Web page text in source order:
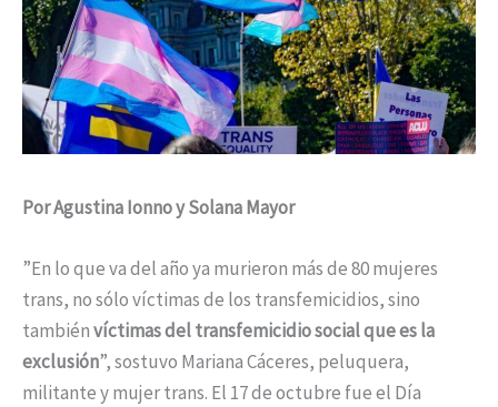
Por Agustina Ionno y Solana Mayor
”En lo que va del año ya murieron más de 80 mujeres
trans, no sólo víctimas de los transfemicidios, sino
tambiénvíctimas del transfemicidio social que es la
exclusión”, sostuvo Mariana Cáceres, peluquera,
militante y mujer trans. El 17 de octubre fue el Día